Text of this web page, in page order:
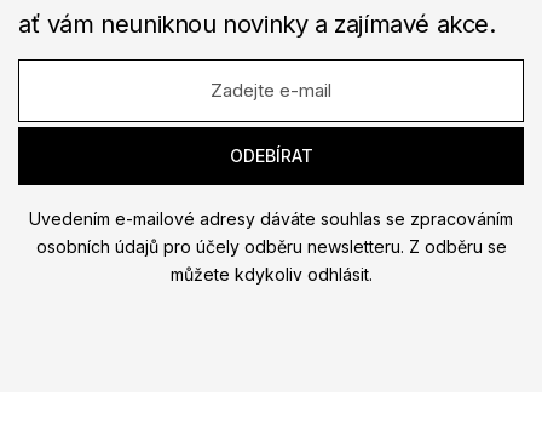
ať vám neuniknou novinky a zajímavé akce.
Uvedením e-mailové adresy dáváte souhlas se zpracováním
osobních údajů pro účely odběru newsletteru. Z odběru se
můžete kdykoliv odhlásit.